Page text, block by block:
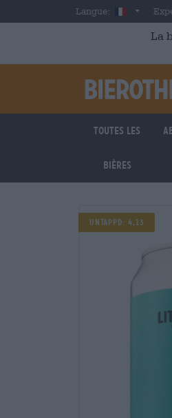
Skip to main contentLangue: French
La
Toutes les
bières
Untappd: 4,13